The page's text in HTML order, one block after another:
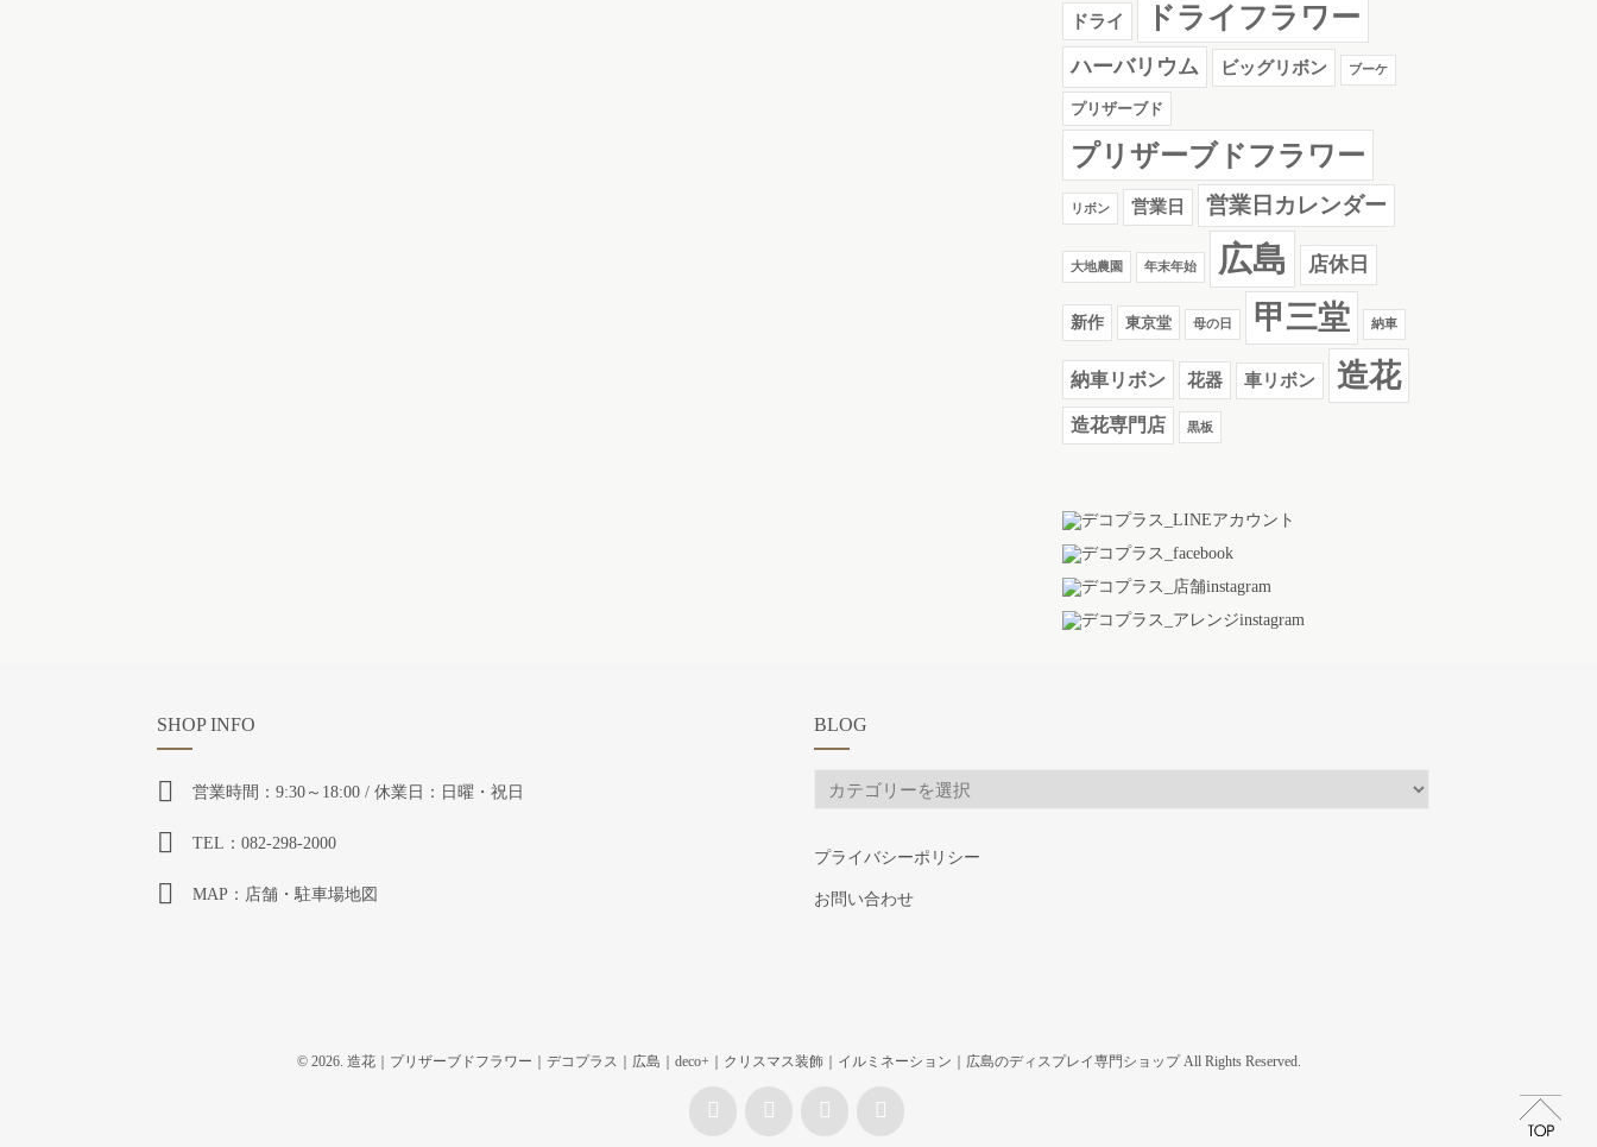
ドライ ドライフラワー
ハーバリウム ビッグリボン ブーケ
プリザーブド
プリザーブドフラワー
リボン 営業日 営業日カレンダー
大地農園 年末年始 広島 店休日
新作 東京堂 母の日 甲三堂 納車
納車リボン 花器 車リボン 造花
造花専門店 黒板
SHOP INFO
営業時間：9:30～18:00 / 休業日：日曜・祝日
TEL：082-298-2000
MAP：店舗・駐車場地図
BLOG
BLOG
プライバシーポリシー
お問い合わせ
© 2026. 造花｜プリザーブドフラワー｜デコプラス｜広島｜deco+｜クリスマス装飾｜イルミネーション｜広島のディスプレイ専門ショップ All Rights Reserved.